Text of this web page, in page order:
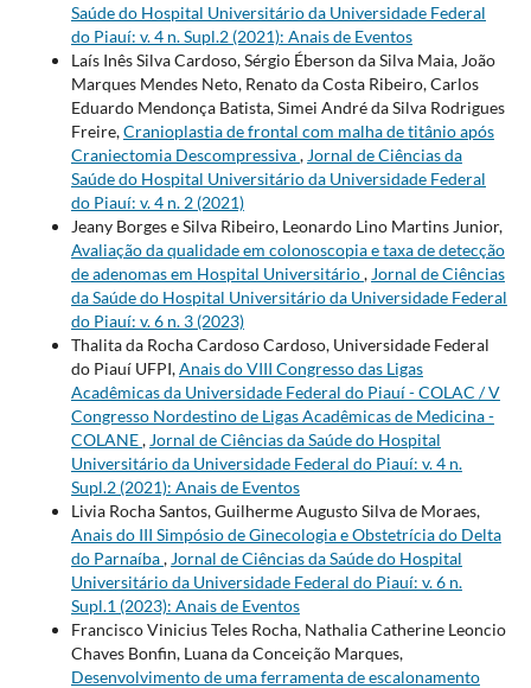
Saúde do Hospital Universitário da Universidade Federal
do Piauí: v. 4 n. Supl.2 (2021): Anais de Eventos
Laís Inês Silva Cardoso, Sérgio Éberson da Silva Maia, João
Marques Mendes Neto, Renato da Costa Ribeiro, Carlos
Eduardo Mendonça Batista, Simei André da Silva Rodrigues
Freire,Cranioplastia de frontal com malha de titânio após
Craniectomia Descompressiva, Jornal de Ciências da
Saúde do Hospital Universitário da Universidade Federal
do Piauí: v. 4 n. 2 (2021)
Jeany Borges e Silva Ribeiro, Leonardo Lino Martins Junior,
Avaliação da qualidade em colonoscopia e taxa de detecção
de adenomas em Hospital Universitário, Jornal de Ciências
da Saúde do Hospital Universitário da Universidade Federal
do Piauí: v. 6 n. 3 (2023)
Thalita da Rocha Cardoso Cardoso, Universidade Federal
do Piauí UFPI,Anais do VIII Congresso das Ligas
Acadêmicas da Universidade Federal do Piauí - COLAC / V
Congresso Nordestino de Ligas Acadêmicas de Medicina -
COLANE, Jornal de Ciências da Saúde do Hospital
Universitário da Universidade Federal do Piauí: v. 4 n.
Supl.2 (2021): Anais de Eventos
Livia Rocha Santos, Guilherme Augusto Silva de Moraes,
Anais do III Simpósio de Ginecologia e Obstetrícia do Delta
do Parnaíba, Jornal de Ciências da Saúde do Hospital
Universitário da Universidade Federal do Piauí: v. 6 n.
Supl.1 (2023): Anais de Eventos
Francisco Vinicius Teles Rocha, Nathalia Catherine Leoncio
Chaves Bonfin, Luana da Conceição Marques,
Desenvolvimento de uma ferramenta de escalonamento